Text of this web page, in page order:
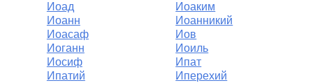
Иоад
Иоаким
Иоанн
Иоанникий
Иоасаф
Иов
Иоганн
Иоиль
Иосиф
Ипат
Ипатий
Иперехий